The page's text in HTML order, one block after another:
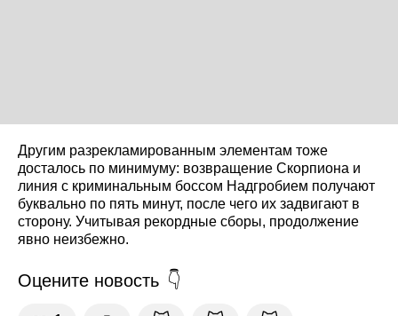
Другим разрекламированным элементам тоже
досталось по минимуму: возвращение Скорпиона и
линия с криминальным боссом Надгробием получают
буквально по пять минут, после чего их задвигают в
сторону. Учитывая рекордные сборы, продолжение
явно неизбежно.
Оцените новость